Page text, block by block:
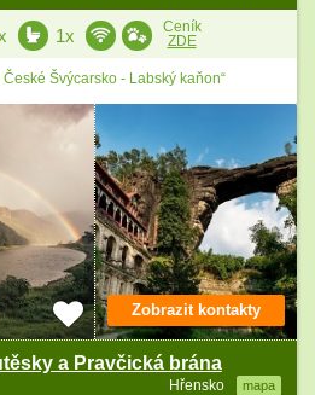
1x
Ceník
ZDE
Švýcarsko - Labský kaňon“
a Pravčická brána
Hřensko mapa
Zobrazit kontakty